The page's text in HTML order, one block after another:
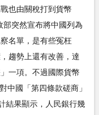
也由關稅打到貨幣
突然宣布將中國列為
名單，是有些冤枉
趨勢上還有改善，達
一項。不過國際貨幣
中國「第四條款磋商」
結果顯示，人民銀行幾